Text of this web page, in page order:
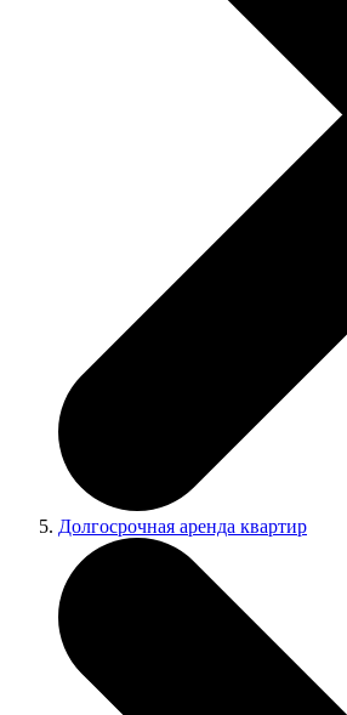
Долгосрочная аренда квартир